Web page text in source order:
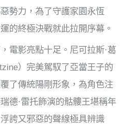
勢力，為了守護家園永恆
的終極決戰就此拉開序幕。
電影亮點十足。尼可拉斯·葛
）完美駕馭了亞當王子的
了傳統陽剛形象，為角色注
德·雷托飾演的骷髏王堪稱年
誇又邪惡的聲線極具辨識